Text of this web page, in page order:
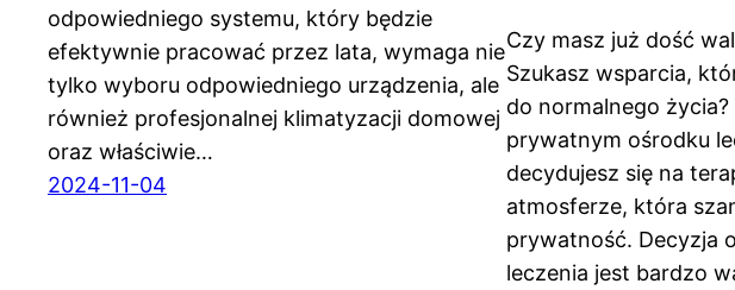
odpowiedniego systemu, który będzie
efektywnie pracować przez lata, wymaga nie
tylko wyboru odpowiedniego urządzenia, ale
również profesjonalnej klimatyzacji domowej
oraz właściwie…
2024-11-04
Czy masz już dość
Szukasz wsparcia,
do normalnego
prywatnym ośrodku
decydujesz się na
atmosferze, która
prywatność. Decyzja
leczenia jest bardzo